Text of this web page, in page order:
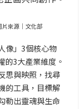
來源｜文化部
像」3個核心物
的3大產業維度。
思與映照，找尋
的工具，目標解
勒出靈魂與生命